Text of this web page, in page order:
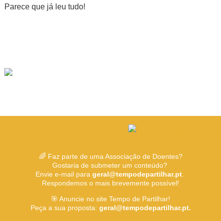
Parece que já leu tudo!
🌈 Faz parte de uma Associação de Doentes?
Gostaria de submeter um conteúdo?
Envie e-mail para geral@tempodepartilhar.pt.
Respondemos o mais brevemente possível!
🎯 Anuncie no site Tempo de Partilhar!
Peça a sua proposta: geral@tempodepartilhar.pt.